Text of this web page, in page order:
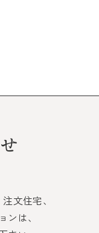
文住宅、
ンは、